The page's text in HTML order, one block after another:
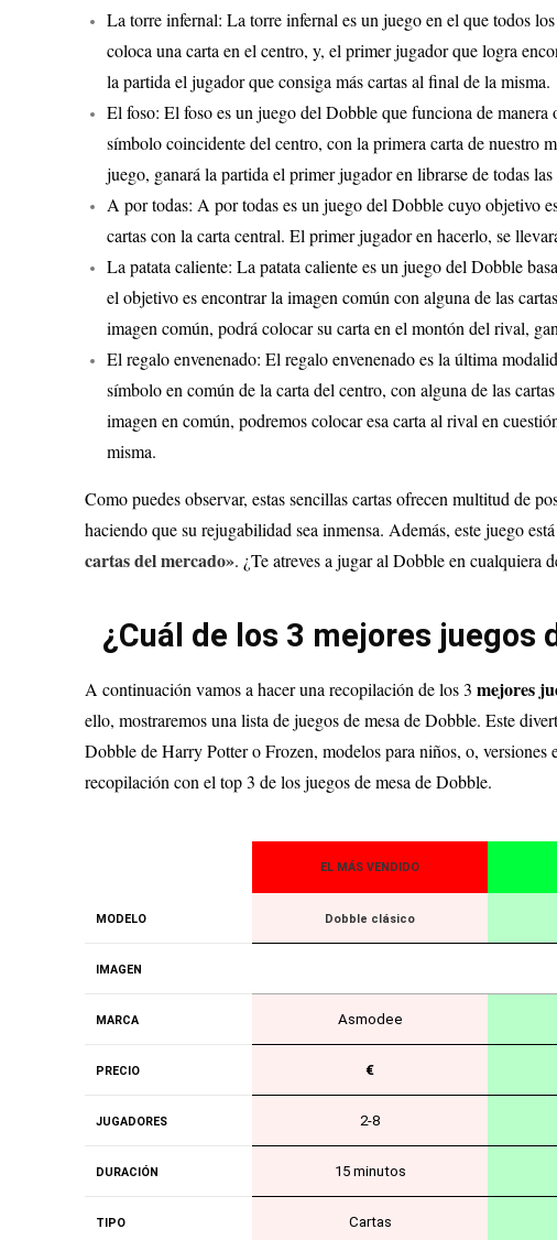
La torre infernal: La torre infernal es un juego en el que todos
coloca una carta en el centro, y, el primer jugador que logra
la partida el jugador que consiga más cartas al final de la misma.
El foso: El foso es un juego del Dobble que funciona de manera
símbolo coincidente del centro, con la primera carta de nuestro
juego, ganará la partida el primer jugador en librarse de todas las
A por todas: A por todas es un juego del Dobble cuyo objetivo
cartas con la carta central. El primer jugador en hacerlo, se
La patata caliente: La patata caliente es un juego del Dobble
el objetivo es encontrar la imagen común con alguna de las
imagen común, podrá colocar su carta en el montón del rival,
El regalo envenenado: El regalo envenenado es la última
símbolo en común de la carta del centro, con alguna de las
imagen en común, podremos colocar esa carta al rival en
misma.
Como puedes observar, estas sencillas cartas ofrecen multitud de
haciendo que su rejugabilidad sea inmensa. Además, este juego
cartas del mercado». ¿Te atreves a jugar al Dobble en cualquiera
¿Cuál de los 3 mejores juegos
A continuación vamos a hacer una recopilación de los 3 mejores
ello, mostraremos una lista de juegos de mesa de Dobble. Este
Dobble de Harry Potter o Frozen, modelos para niños, o, versiones
recopilación con el top 3 de los juegos de mesa de Dobble.
EL MÁS VENDIDO
MODELO Dobble clásico
IMAGEN
MARCA Asmodee
PRECIO €
JUGADORES 2-8
DURACIÓN 15 minutos
TIPO
Cartas